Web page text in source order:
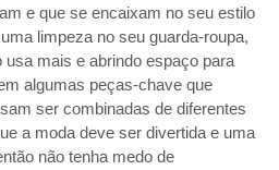
e que se encaixam no seu estilo
limpeza no seu guarda-roupa,
mais e abrindo espaço para
algumas peças-chave que
ser combinadas de diferentes
a moda deve ser divertida e uma
não tenha medo de